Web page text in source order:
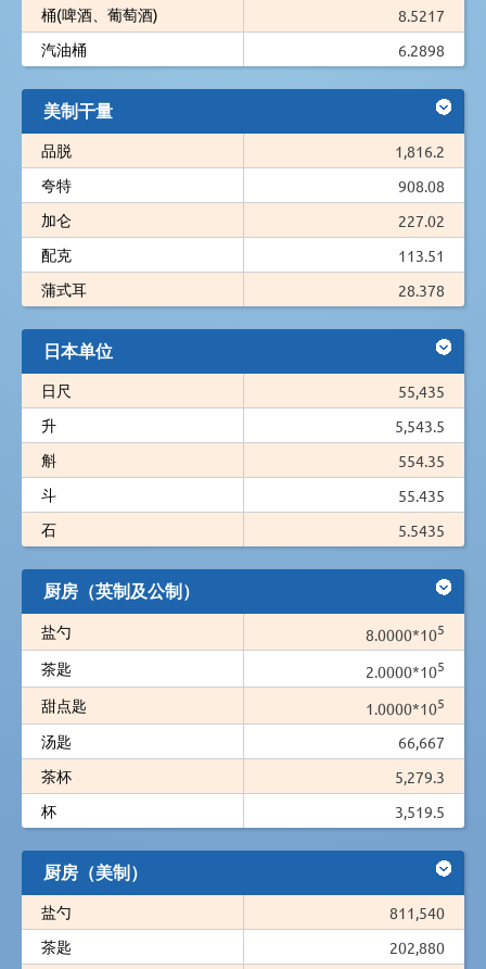
桶(啤酒、葡萄酒)
8.5217
汽油桶
6.2898
美制干量
品脱
1,816.2
夸特
908.08
加仑
227.02
配克
113.51
蒲式耳
28.378
日本单位
日尺
55,435
升
5,543.5
斛
554.35
斗
55.435
石
5.5435
厨房（英制及公制）
盐勺 8.0000*105
茶匙 2.0000*105
甜点匙 1.0000*105
汤匙
66,667
茶杯
5,279.3
杯
3,519.5
厨房（美制）
盐勺
811,540
茶匙
202,880